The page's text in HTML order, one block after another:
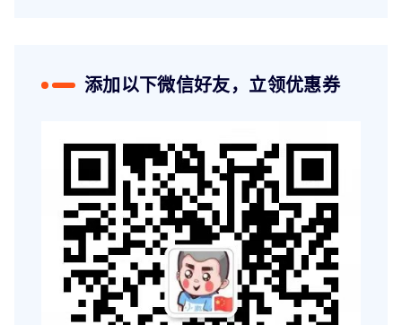
添加以下微信好友，立领优惠券